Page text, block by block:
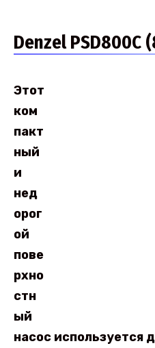
Denzel PSD800C
Этот
ком
пакт
ный
и
нед
орог
ой
пове
рхно
стн
ый
насос используется